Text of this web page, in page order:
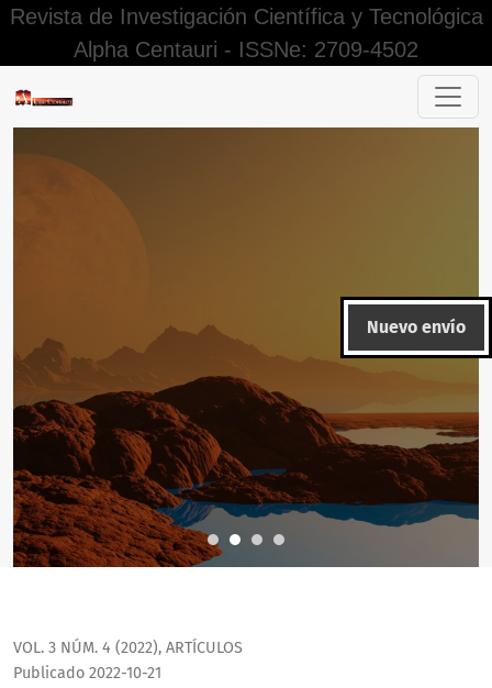
Revista de Investigación Científica y Tecnológica
Alpha Centauri - ISSNe: 2709-4502
Gestión del talento humano para el desempeño docente
Nuevo envío
VOL. 3 NÚM. 4 (2022), ARTÍCULOS
Publicado 2022-10-21